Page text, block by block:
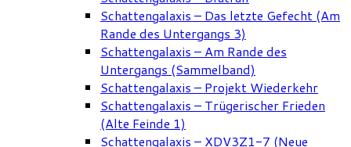
Schattengalaxis – Das letzte Gefecht (Am
Rande des Untergangs 3)
Schattengalaxis – Am Rande des
Untergangs (Sammelband)
Schattengalaxis – Projekt Wiederkehr
Schattengalaxis – Trügerischer Frieden
(Alte Feinde 1)
Schattengalaxis – XDV3Z1-7 (Neue